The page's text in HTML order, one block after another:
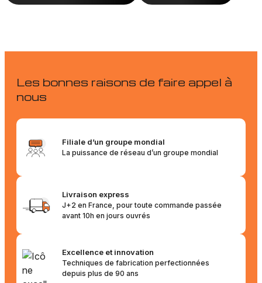
Les bonnes raisons de faire appel à
nous
Filiale d’un groupe mondial
La puissance de réseau d’un groupe mondial
Livraison express
J+2 en France, pour toute commande passée
avant 10h en jours ouvrés
Excellence et innovation
Techniques de fabrication perfectionnées
depuis plus de 90 ans